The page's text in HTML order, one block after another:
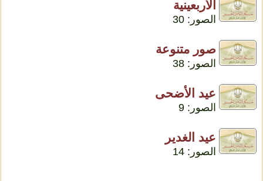
الأربعينية
الصور: 30
صور متنوعة
الصور: 38
عيد الأضحى
الصور: 9
عيد الغدير
الصور: 14